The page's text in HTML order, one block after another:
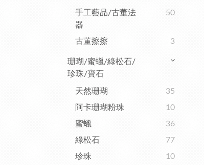
手工藝品/古董法
器
50
古董擦擦 3
珊瑚/蜜蠟/綠松石/
珍珠/寶石
天然珊瑚
35
阿卡珊瑚粉珠
10
蜜蠟
36
綠松石
77
珍珠
10